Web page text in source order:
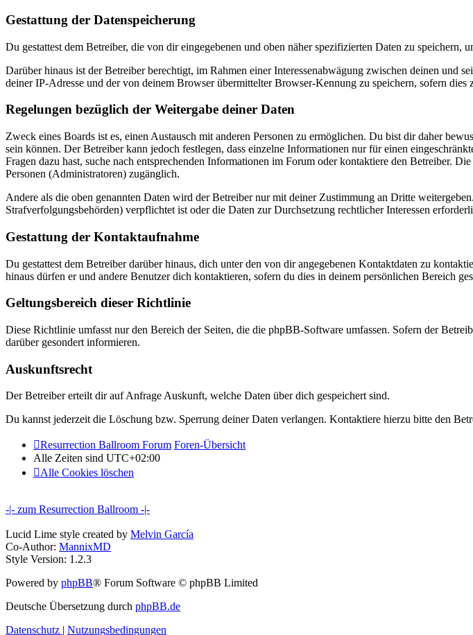
Gestattung der Datenspeicherung
Du gestattest dem Betreiber, die von dir eingegebenen und oben näher spezifizierten Daten zu speichern,
Darüber hinaus ist der Betreiber berechtigt, im Rahmen einer Interessenabwägung zwischen deinen und
deiner IP-Adresse und der von deinem Browser übermittelter Browser-Kennung zu speichern, sofern
Regelungen bezüglich der Weitergabe deiner Daten
Zweck eines Boards ist es, einen Austausch mit anderen Personen zu ermöglichen. Du bist dir daher
sein können. Der Betreiber kann jedoch festlegen, dass einzelne Informationen nur für einen
Fragen dazu hast, suche nach entsprechenden Informationen im Forum oder kontaktiere den Betreiber.
Personen (Administratoren) zugänglich.
Andere als die oben genannten Daten wird der Betreiber nur mit deiner Zustimmung an Dritte
Strafverfolgungsbehörden) verpflichtet ist oder die Daten zur Durchsetzung rechtlicher Interessen
Gestattung der Kontaktaufnahme
Du gestattest dem Betreiber darüber hinaus, dich unter den von dir angegebenen Kontaktdaten zu
hinaus dürfen er und andere Benutzer dich kontaktieren, sofern du dies in deinem persönlichen Bereich
Geltungsbereich dieser Richtlinie
Diese Richtlinie umfasst nur den Bereich der Seiten, die die phpBB-Software umfassen. Sofern der
darüber gesondert informieren.
Auskunftsrecht
Der Betreiber erteilt dir auf Anfrage Auskunft, welche Daten über dich gespeichert sind.
Du kannst jederzeit die Löschung bzw. Sperrung deiner Daten verlangen. Kontaktiere hierzu bitte den
Resurrection Ballroom Forum Foren-Übersicht
Alle Zeiten sind UTC+02:00
Alle Cookies löschen
-|- zum Resurrection Ballroom -|-
Lucid Lime style created by Melvin García
Co-Author: MannixMD
Style Version: 1.2.3
Powered by phpBB® Forum Software © phpBB Limited
Deutsche Übersetzung durch phpBB.de
Datenschutz
Nutzungsbedingungen